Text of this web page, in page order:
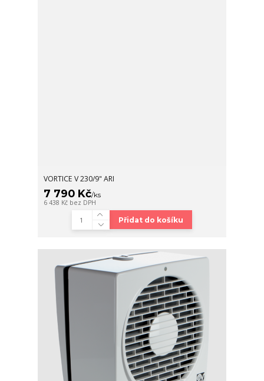
VORTICE V 230/9" ARI
7 790 Kč/ks
6 438 Kč bez DPH
Přidat do košíku